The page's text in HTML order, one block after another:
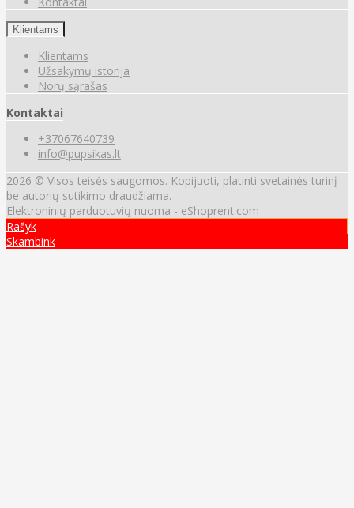
Klientams
Klientams
Užsakymų istorija
Norų sąrašas
Kontaktai
+37067640739
info@pupsikas.lt
2026 © Visos teisės saugomos. Kopijuoti, platinti svetainės turinį
be autorių sutikimo draudžiama.
Elektroninių parduotuvių nuoma - eShoprent.com
Rašyk
Skambink